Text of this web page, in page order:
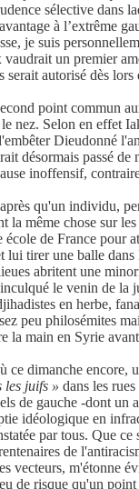
sélective dans
à l’extrême
je suis
un premier
serait autorisé dès
point commun
nez. Selon en effet
Dieudonné
désormais passé de
inoffensif,
qu'un individu,
la même chose sur
de France pour
lui tirer une balle dans
abritent une
le venin de la
en herbe,
peu philosémites
la main en Syrie
ce dimanche encore,
les juifs » dans les
de gauche -dont un
idéologique en
par tous. Que
de
vecteurs, m'étonne
de risque qu'un